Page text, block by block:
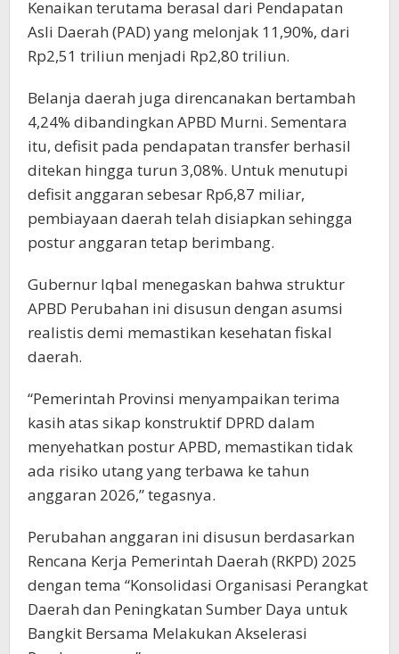
Kenaikan terutama berasal dari Pendapatan
Asli Daerah (PAD) yang melonjak 11,90%, dari
Rp2,51 triliun menjadi Rp2,80 triliun.
Belanja daerah juga direncanakan bertambah
4,24% dibandingkan APBD Murni. Sementara
itu, defisit pada pendapatan transfer berhasil
ditekan hingga turun 3,08%. Untuk menutupi
defisit anggaran sebesar Rp6,87 miliar,
pembiayaan daerah telah disiapkan sehingga
postur anggaran tetap berimbang.
Gubernur Iqbal menegaskan bahwa struktur
APBD Perubahan ini disusun dengan asumsi
realistis demi memastikan kesehatan fiskal
daerah.
“Pemerintah Provinsi menyampaikan terima
kasih atas sikap konstruktif DPRD dalam
menyehatkan postur APBD, memastikan tidak
ada risiko utang yang terbawa ke tahun
anggaran 2026,” tegasnya.
Perubahan anggaran ini disusun berdasarkan
Rencana Kerja Pemerintah Daerah (RKPD) 2025
dengan tema “Konsolidasi Organisasi Perangkat
Daerah dan Peningkatan Sumber Daya untuk
Bangkit Bersama Melakukan Akselerasi